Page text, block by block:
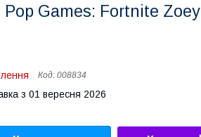
Pop Games: Fortnite Zoey
Код: 008834
з 01 вересня 2026